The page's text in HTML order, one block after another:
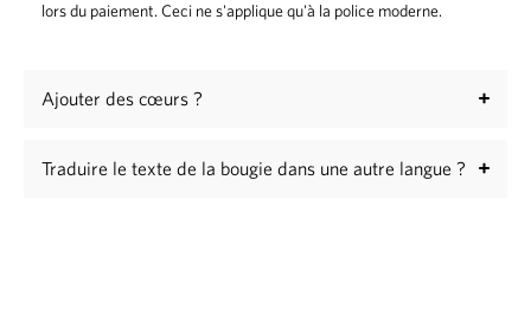
lors du paiement. Ceci ne s'applique qu'à la police moderne.
Ajouter des cœurs ?
Traduire le texte de la bougie dans une autre langue ?